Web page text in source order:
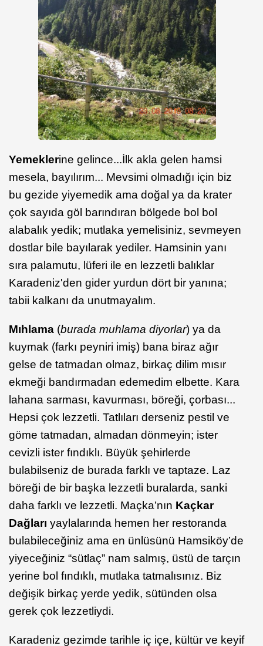
Yemeklerine gelince...İlk akla gelen hamsi
mesela, bayılırım... Mevsimi olmadığı için biz
bu gezide yiyemedik ama doğal ya da krater
çok sayıda göl barındıran bölgede bol bol
alabalık yedik; mutlaka yemelisiniz, sevmeyen
dostlar bile bayılarak yediler. Hamsinin yanı
sıra palamutu, lüferi ile en lezzetli balıklar
Karadeniz'den gider yurdun dört bir yanına;
tabii kalkanı da unutmayalım.
Mıhlama (burada muhlama diyorlar) ya da
kuymak (farkı peyniri imiş) bana biraz ağır
gelse de tatmadan olmaz, birkaç dilim mısır
ekmeği bandırmadan edemedim elbette. Kara
lahana sarması, kavurması, böreği, çorbası...
Hepsi çok lezzetli. Tatlıları derseniz pestil ve
göme tatmadan, almadan dönmeyin; ister
cevizli ister fındıklı. Büyük şehirlerde
bulabilseniz de burada farklı ve taptaze. Laz
böreği de bir başka lezzetli buralarda, sanki
daha farklı ve lezzetli. Maçka’nın Kaçkar
Dağları yaylalarında hemen her restoranda
bulabileceğiniz ama en ünlüsünü Hamsiköy’de
yiyeceğiniz “sütlaç” nam salmış, üstü de tarçın
yerine bol fındıklı, mutlaka tatmalısınız. Biz
değişik birkaç yerde yedik, sütünden olsa
gerek çok lezzetliydi.
Karadeniz gezimde tarihle iç içe, kültür ve keyif